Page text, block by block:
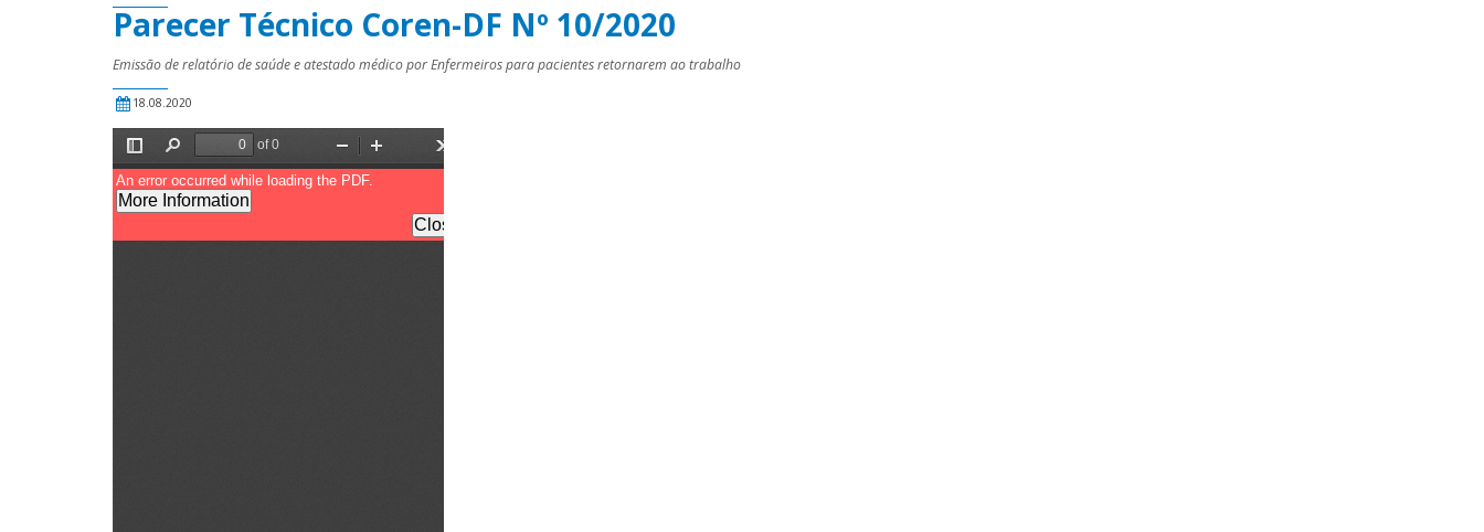
Parecer Técnico Coren-DF Nº 10/2020
Emissão de relatório de saúde e atestado médico por Enfermeiros para pacientes retornarem ao trabalho
18.08.2020